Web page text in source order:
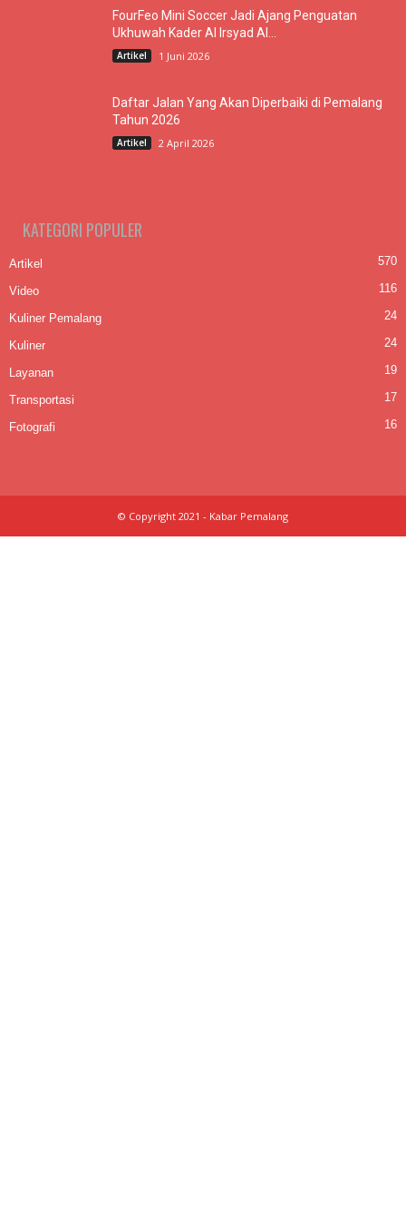
FourFeo Mini Soccer Jadi Ajang Penguatan
Ukhuwah Kader Al Irsyad Al...
Artikel 1 Juni 2026
Daftar Jalan Yang Akan Diperbaiki di Pemalang
Tahun 2026
Artikel 2 April 2026
KATEGORI POPULER
Artikel 570
Video 116
Kuliner Pemalang 24
Kuliner 24
Layanan 19
Transportasi 17
Fotografi 16
© Copyright 2021 - Kabar Pemalang